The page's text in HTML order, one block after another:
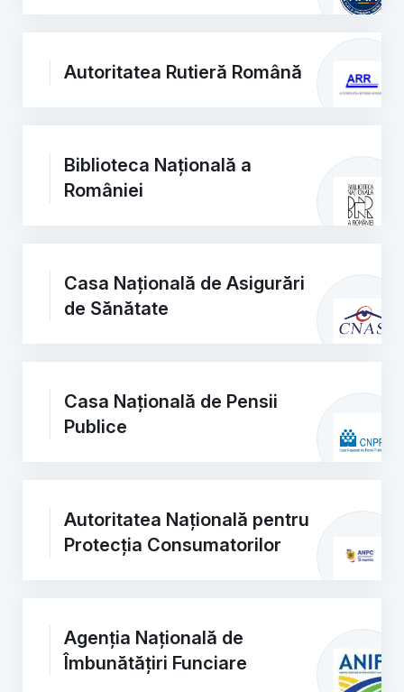
Autoritatea Rutieră Română
Biblioteca Națională a
României
Casa Națională de Asigurări
de Sănătate
Casa Națională de Pensii
Publice
Autoritatea Națională pentru
Protecția Consumatorilor
Agenția Națională de
Îmbunătățiri Funciare